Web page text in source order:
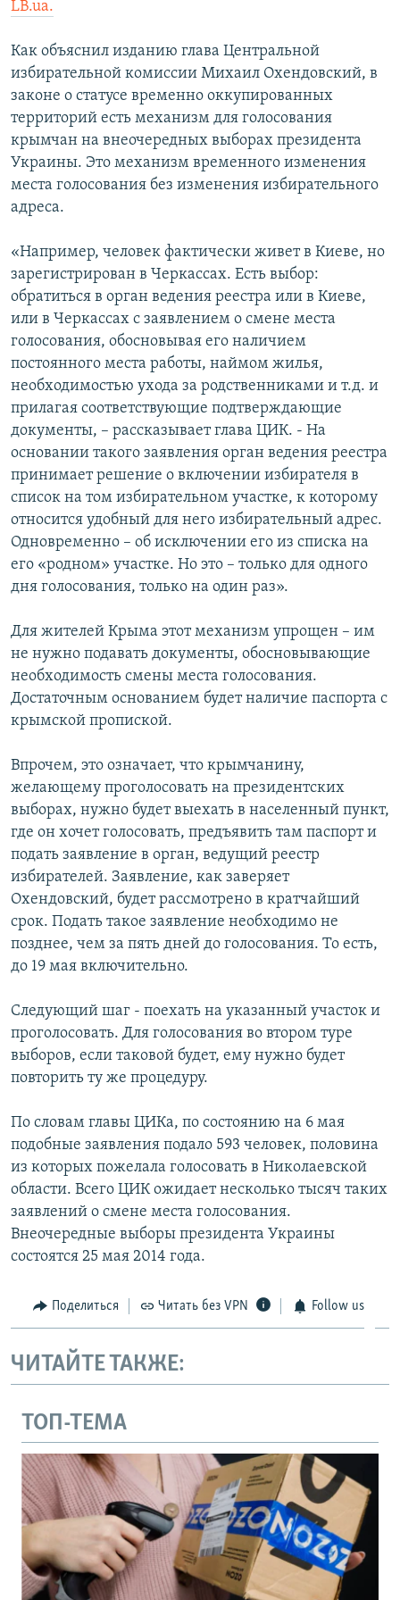
ПОБЕДИТЕЛЕЙ НЕ СУДЯТ?
КРЫМ.НЕПОКОРЕННЫЙ
ELIFBE
УКРАИНСКАЯ ПРОБЛЕМА КРЫМА
ПРИСОЕДИНЯЙТЕСЬ!
Все сайты RFE/RL
LB.ua.
Как объяснил изданию глава Центральной
избирательной комиссии Михаил Охендовский, в
законе о статусе временно оккупированных
территорий есть механизм для голосования
крымчан на внеочередных выборах президента
Украины. Это механизм временного изменения
места голосования без изменения избирательного
адреса.
«Например, человек фактически живет в Киеве, но
зарегистрирован в Черкассах. Есть выбор:
обратиться в орган ведения реестра или в Киеве,
или в Черкассах с заявлением о смене места
голосования, обосновывая его наличием
постоянного места работы, наймом жилья,
необходимостью ухода за родственниками и т.д. и
прилагая соответствующие подтверждающие
документы, – рассказывает глава ЦИК. - На
основании такого заявления орган ведения реестра
принимает решение о включении избирателя в
список на том избирательном участке, к которому
относится удобный для него избирательный адрес.
Одновременно – об исключении его из списка на
его «родном» участке. Но это – только для одного
дня голосования, только на один раз».
Для жителей Крыма этот механизм упрощен – им
не нужно подавать документы, обосновывающие
необходимость смены места голосования.
Достаточным основанием будет наличие паспорта с
крымской пропиской.
Впрочем, это означает, что крымчанину,
желающему проголосовать на президентских
выборах, нужно будет выехать в населенный пункт,
где он хочет голосовать, предъявить там паспорт и
подать заявление в орган, ведущий реестр
избирателей. Заявление, как заверяет
Охендовский, будет рассмотрено в кратчайший
срок. Подать такое заявление необходимо не
позднее, чем за пять дней до голосования. То есть,
до 19 мая включительно.
Следующий шаг - поехать на указанный участок и
проголосовать. Для голосования во втором туре
выборов, если таковой будет, ему нужно будет
повторить ту же процедуру.
По словам главы ЦИКа, по состоянию на 6 мая
подобные заявления подало 593 человек, половина
из которых пожелала голосовать в Николаевской
области. Всего ЦИК ожидает несколько тысяч таких
заявлений о смене места голосования.
Внеочередные выборы президента Украины
состоятся 25 мая 2014 года.
Поделиться Читать без VPN Follow us
ЧИТАЙТЕ ТАКЖЕ:
ТОП-ТЕМА